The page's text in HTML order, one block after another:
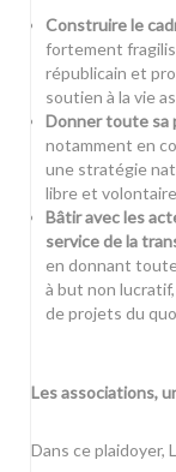
Construire le
fortement
républicain et
soutien à la vie
Donner toute sa
notamment en
une stratégie
libre et
Bâtir avec les
service de la
en donnant toute
à but non
de projets du
Les associations,
Dans ce plaidoyer,